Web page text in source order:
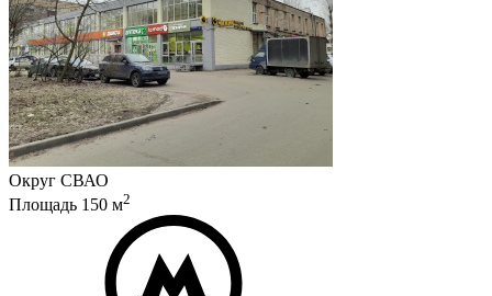
Округ СВАО
Площадь 150 м2